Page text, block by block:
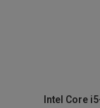
Intel Core